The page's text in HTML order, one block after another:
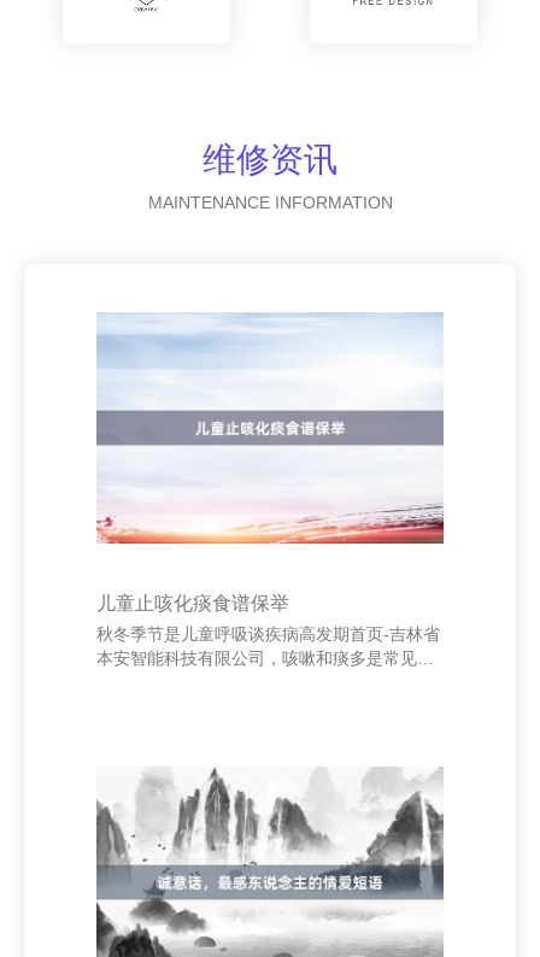
维修资讯
MAINTENANCE INFORMATION
儿童止咳化痰食谱保举
秋冬季节是儿童呼吸谈疾病高发期首页-吉林省
本安智能科技有限公司，咳嗽和痰多是常见症
咳、化痰的作用，稳当干咳无痰或痰少者。 认
证码中国 - 认证码中国 其次是“白萝卜蜂蜜
水”，将白萝卜切片煮水，待温后加入一勺蜂
蜜。此方能有用缓解咳嗽、清热化痰，但珍摄
蜂蜜不宜过早给幼儿食用。 再者，“陈皮粥”亦
然可以的选拔。用陈皮煮水后与大米同煮成粥